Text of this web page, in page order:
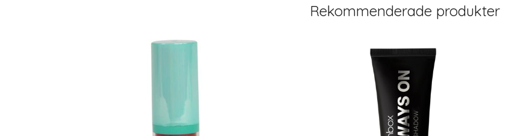
Rekommenderade produkter